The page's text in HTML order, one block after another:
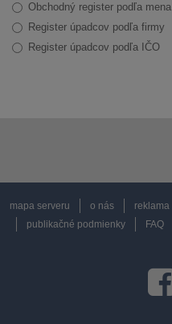
Obchodný register podľa mena
Register úpadcov podľa firmy
Register úpadcov podľa IČO
mapa serveru o nás reklama
publikačné podmienky
FAQ